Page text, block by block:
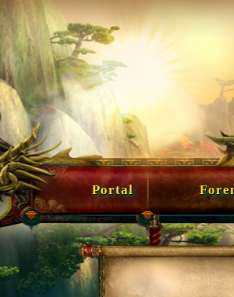
Portal